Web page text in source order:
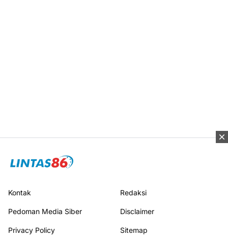
Kontak Redaksi
Pedoman Media Siber Disclaimer
Privacy Policy Sitemap